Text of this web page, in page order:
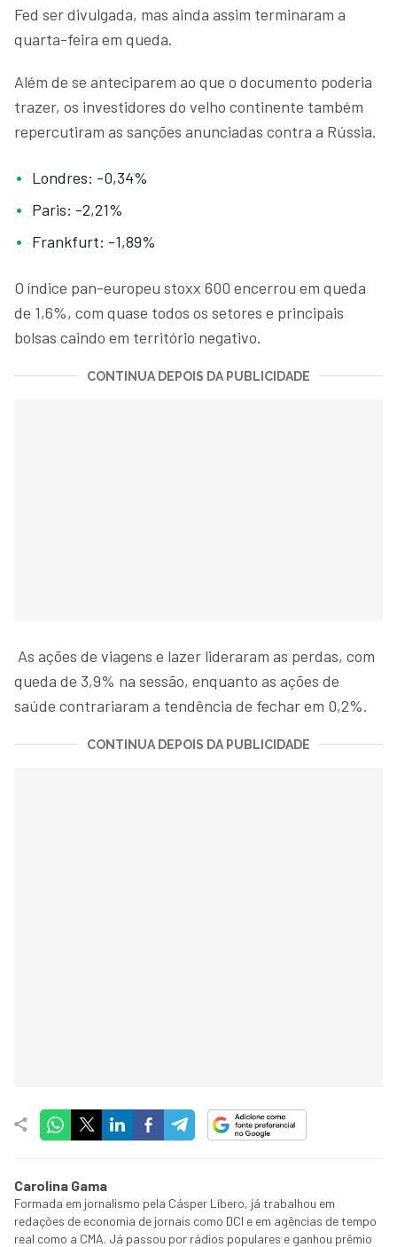
Fed ser divulgada, mas ainda assim terminaram a
quarta-feira em queda.
Além de se anteciparem ao que o documento poderia
trazer, os investidores do velho continente também
repercutiram as sanções anunciadas contra a Rússia.
Londres: -0,34%
Paris: -2,21%
Frankfurt: -1,89%
O índice pan-europeu stoxx 600 encerrou em queda
de 1,6%, com quase todos os setores e principais
bolsas caindo em território negativo.
CONTINUA DEPOIS DA PUBLICIDADE
As ações de viagens e lazer lideraram as perdas, com
queda de 3,9% na sessão, enquanto as ações de
saúde contrariaram a tendência de fechar em 0,2%.
CONTINUA DEPOIS DA PUBLICIDADE
Carolina Gama
Formada em jornalismo pela Cásper Líbero, já trabalhou em
redações de economia de jornais como DCI e em agências de tempo
real como a CMA. Já passou por rádios populares e ganhou prêmio